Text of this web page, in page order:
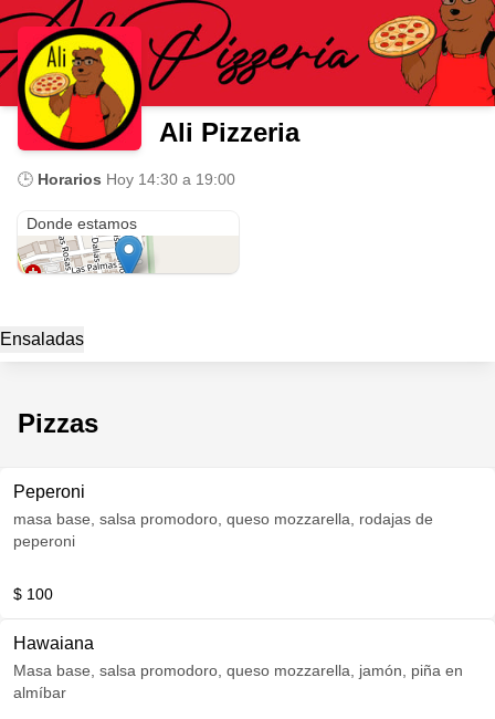
Ali Pizzeria
🕒 Horarios Hoy 14:30 a 19:00
Donde estamos
Ensaladas
Pizzas
Peperoni
masa base, salsa promodoro, queso mozzarella, rodajas de
peperoni
$ 100
Hawaiana
Masa base, salsa promodoro, queso mozzarella, jamón, piña en
almíbar